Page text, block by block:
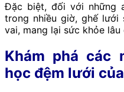
Đặc biệt, đối với những
trong nhiều giờ, ghế
vai, mang lại sức khỏe lâu
Khám phá các
học đệm lưới